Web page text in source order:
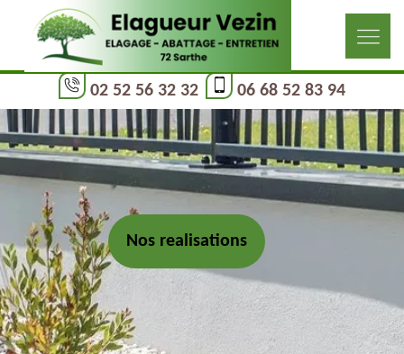
02 52 56 32 32 06 68 52 83 94
Nos realisations